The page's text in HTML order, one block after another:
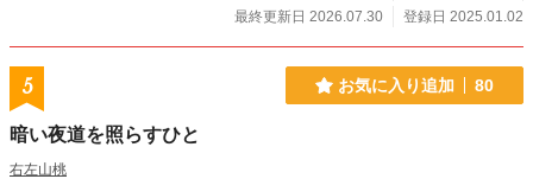
最終更新日 2026.07.30
登録日 2025.01.02
5 お気に入り追加 80
暗い夜道を照らすひと
右左山桃